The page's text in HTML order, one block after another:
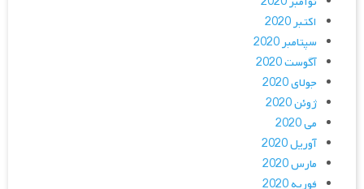
اکتبر 2020
سپتامبر 2020
آگوست 2020
جولای 2020
ژوئن 2020
می 2020
آوریل 2020
مارس 2020
فوریه 2020